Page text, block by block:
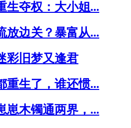
生夺权：大小姐...
放边关？暴富从...
彩旧梦又逢君
重生了，谁还惯...
崽木镯通两界，...